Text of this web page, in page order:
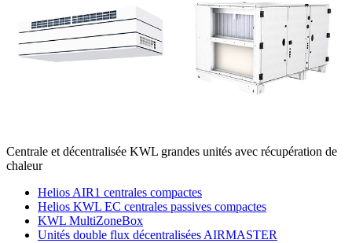
Centrale et décentralisée KWL grandes unités avec récupération de
chaleur
Helios AIR1 centrales compactes
Helios KWL EC centrales passives compactes
KWL MultiZoneBox
Unités double flux décentralisées AIRMASTER